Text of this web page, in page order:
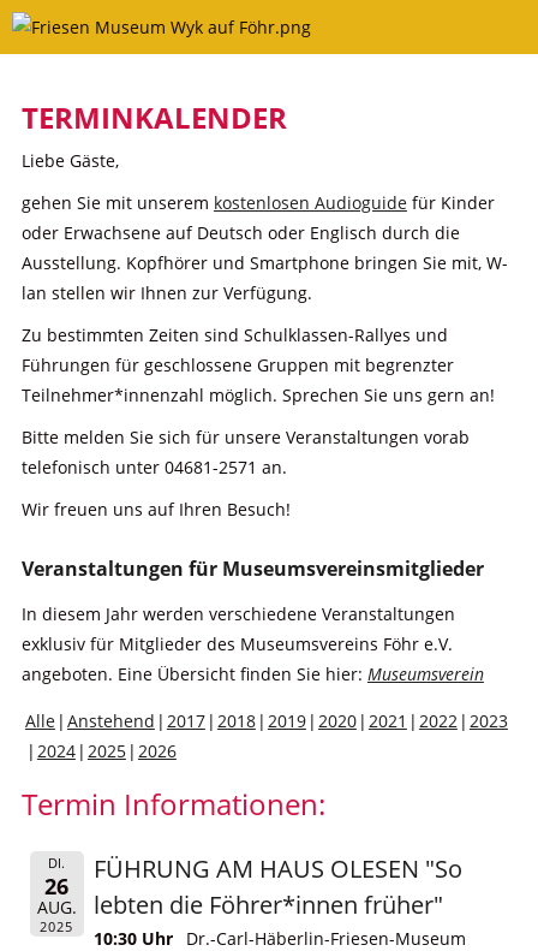
Skip
TERMINKALENDER
Liebe Gäste,
gehen Sie mit unserem kostenlosen Audioguidefür Kinder
oder Erwachsene auf Deutsch oder Englisch durch die
Ausstellung. Kopfhörer und Smartphone bringen Sie mit, W-
lan stellen wir Ihnen zur Verfügung.
Zu bestimmten Zeiten sind Schulklassen-Rallyes und
Führungen für geschlossene Gruppen mit begrenzter
Teilnehmer*innenzahl möglich. Sprechen Sie uns gern an!
Bitte melden Sie sich für unsere Veranstaltungen vorab
telefonisch unter 04681-2571 an.
Wir freuen uns auf Ihren Besuch!
Veranstaltungen für Museumsvereinsmitglieder
In diesem Jahr werden verschiedene Veranstaltungen
exklusiv für Mitglieder des Museumsvereins Föhr e.V.
angeboten. Eine Übersicht finden Sie hier: Museumsverein
Alle Anstehend 2017 2018 2019 2020 2021 2022
2023
2024 2025 2026
Termin Informationen:
DI.
26
AUG.
2025
FÜHRUNG AM HAUS OLESEN "So
lebten die Föhrer*innen früher"
10:30 Uhr Dr.-Carl-Häberlin-Friesen-Museum